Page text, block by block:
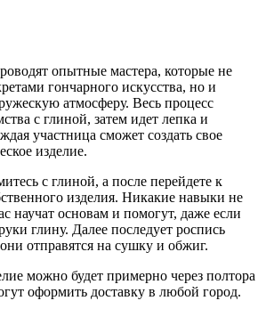
опытные мастера, которые не
гончарного искусства, но и
атмосферу. Весь процесс
с глиной, затем идет лепка и
участница сможет создать свое
изделие.
с глиной, а после перейдете к
изделия. Никакие навыки не
научат основам и помогут, даже если
глину. Далее последует роспись
отправятся на сушку и обжиг.
можно будет примерно через полтора
оформить доставку в любой город.